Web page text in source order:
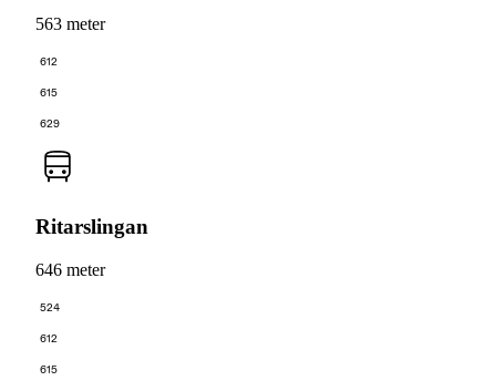
563 meter
612
615
629
Ritarslingan
646 meter
524
612
615